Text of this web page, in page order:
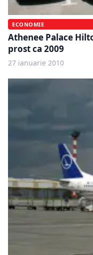
ECONOMIE
Athenee Palace
prost ca 2009
27 ianuarie 2010